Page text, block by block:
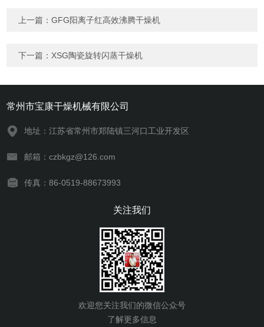
上一篇：GFG阳离子红高效沸腾干燥机
下一篇： XSG陶瓷旋转闪蒸干燥机
常州市宝康干燥机械有限公司
地址：江苏省常州市郑陆镇三河口工业开发区
邮箱：czbkgz@126.com
传真：86-0519-88673993
关注我们
欢迎您关注我们的微信公众号
了解更多信息